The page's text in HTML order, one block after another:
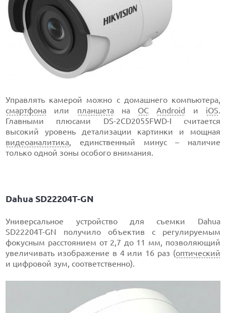
Управлять камерой можно с домашнего компьютера,
смартфона или планшетана ОС Android и iOS.
Главными плюсами DS-2CD2055FWD-I считается
высокий уровень детализации картинки и мощная
видеоаналитика, единственный минус – наличие
только одной зоны особого внимания.
Dahua SD22204T-GN
Универсальное устройство для съемки Dahua
SD22204T-GN получило объектив с регулируемым
фокусным расстоянием от 2,7 до 11 мм, позволяющий
увеличивать изображение в 4 или 16 раз (оптический
и цифровой зум, соответственно).